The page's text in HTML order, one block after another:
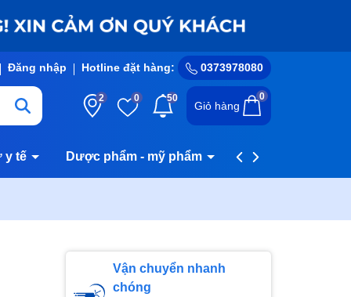
Đăng nhập Hotline đặt hàng: 0373978080
2 0 50
Giỏ hàng
0
y tế Dược phẩm - mỹ phẩm Hệ thống cửa
Vận chuyển nhanh
chóng